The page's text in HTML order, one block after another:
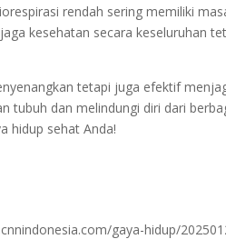
rendah sering memiliki
kesehatan secara keseluruhan
tetapi juga efektif
tubuh dan melindungi diri dari
hidup sehat Anda!
gaya-hidup/